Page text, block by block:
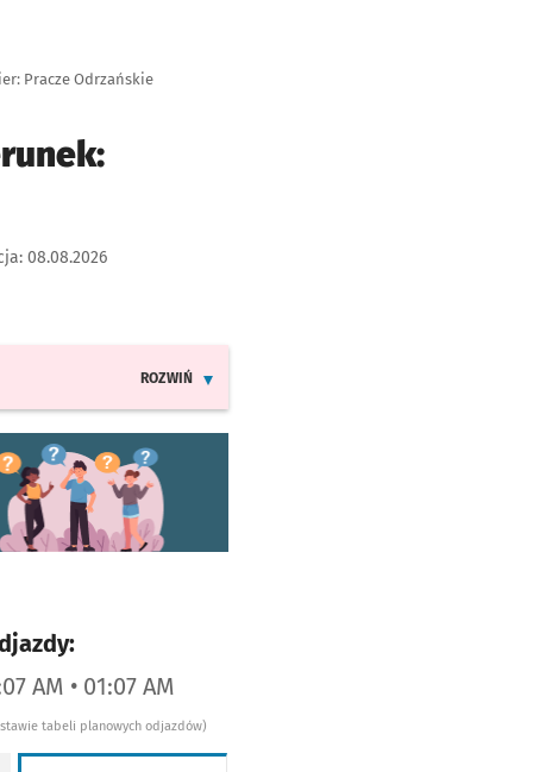
Pracze Odrzańskie
08.08.2026
ROZWIŃ
się w nowej karcie
AM • 01:07 AM
tabeli planowych odjazdów)